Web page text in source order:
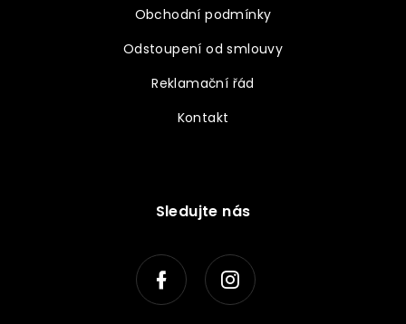
Obchodní podmínky
Odstoupení od smlouvy
Reklamační řád
Kontakt
Sledujte nás